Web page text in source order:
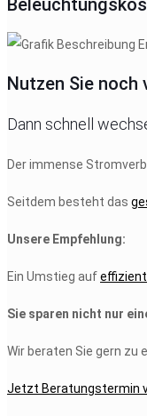
Nutzen Sie noch
Dann schnell
Der immense
Seitdem besteht das
Unsere Empfehlung:
Ein Umstieg auf
Sie sparen nicht nur
Wir beraten Sie gern zu
Jetzt Beratungstermin